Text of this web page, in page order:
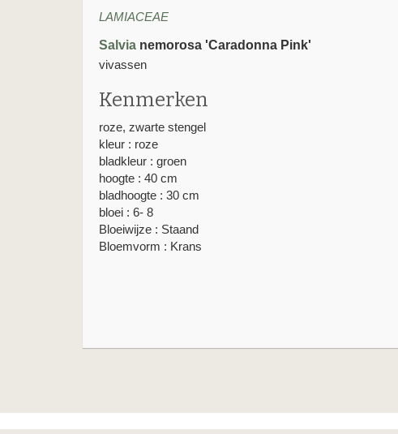
LAMIACEAE
Salvia nemorosa 'Caradonna Pink'
vivassen
Kenmerken
roze, zwarte stengel
kleur : roze
bladkleur : groen
hoogte : 40 cm
bladhoogte : 30 cm
bloei : 6- 8
Bloeiwijze : Staand
Bloemvorm : Krans